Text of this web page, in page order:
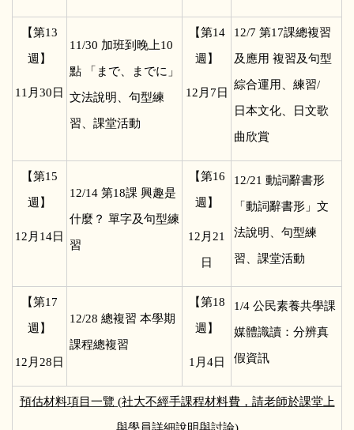
【第13
週】
11 月30日
11/30 加班到晚上10
點 「まで、までに」
文法說明、句型練
習、課堂活動
【第14
週】
12 月7日
12/7 第17課總複習
及應用 複習及句型
綜合運用、練習/
日本文化、日文歌
曲欣賞
【第15
週】
12 月14日
12/14 第18課 興趣是
什麼？ 單字及句型練
習
【第16
週】
12 月21
日
12/21 動詞辭書形
「動詞辭書形」文
法說明、句型練
習、課堂活動
【第17
週】
12 月28日
12/28 總複習 本學期
課程總複習
【第18
週】
1 月4日
1/4 公民素養共學課
媒體識讀：分辨真
假資訊
預估材料項目一覽 (社大不經手課程材料費，請老師於課堂上
與學員詳細說明與討論)